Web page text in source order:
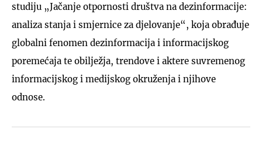
studiju „Jačanje otpornosti društva na dezinformacije:
analiza stanja i smjernice za djelovanje“, koja obrađuje
globalni fenomen dezinformacija i informacijskog
poremećaja te obilježja, trendove i aktere suvremenog
informacijskog i medijskog okruženja i njihove
odnose.